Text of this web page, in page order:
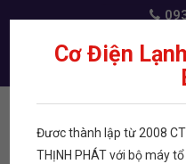
Cơ Điện
Đươc thành lập từ 2008
THỊNH PHÁT với bộ máy